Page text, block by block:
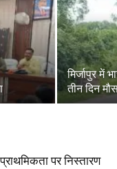
मिर्जापुर में
तीन दिन
पर निस्तारण